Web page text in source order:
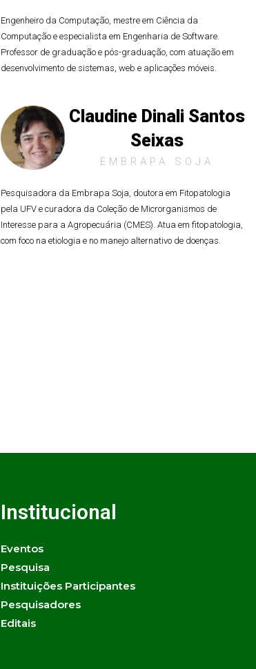
Engenheiro da Computação, mestre em Ciência da
Computação e especialista em Engenharia de Software.
Professor de graduação e pós-graduação, com atuação em
desenvolvimento de sistemas, web e aplicações móveis.
Claudine Dinali Santos
Seixas
EMBRAPA SOJA
Pesquisadora da Embrapa Soja, doutora em Fitopatologia
pela UFV e curadora da Coleção de Microrganismos de
Interesse para a Agropecuária (CMES). Atua em fitopatologia,
com foco na etiologia e no manejo alternativo de doenças.
Institucional
Eventos
Pesquisa
Instituições Participantes
Pesquisadores
Editais